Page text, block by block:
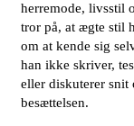
herremode, livsstil
tror på, at ægte stil
om at kende sig
han ikke skriver,
eller diskuterer
besættelsen.